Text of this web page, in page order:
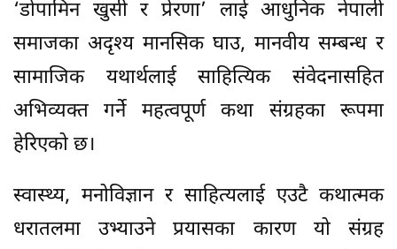
‘डोपामिन खुसी र प्रेरणा’ लाई आधुनिक नेपाली
समाजका अदृश्य मानसिक घाउ, मानवीय सम्बन्ध र
सामाजिक यथार्थलाई साहित्यिक संवेदनासहित
अभिव्यक्त गर्ने महत्वपूर्ण कथा संग्रहका रूपमा
हेरिएको छ।
स्वास्थ्य, मनोविज्ञान र साहित्यलाई एउटै कथात्मक
धरातलमा उभ्याउने प्रयासका कारण यो संग्रह